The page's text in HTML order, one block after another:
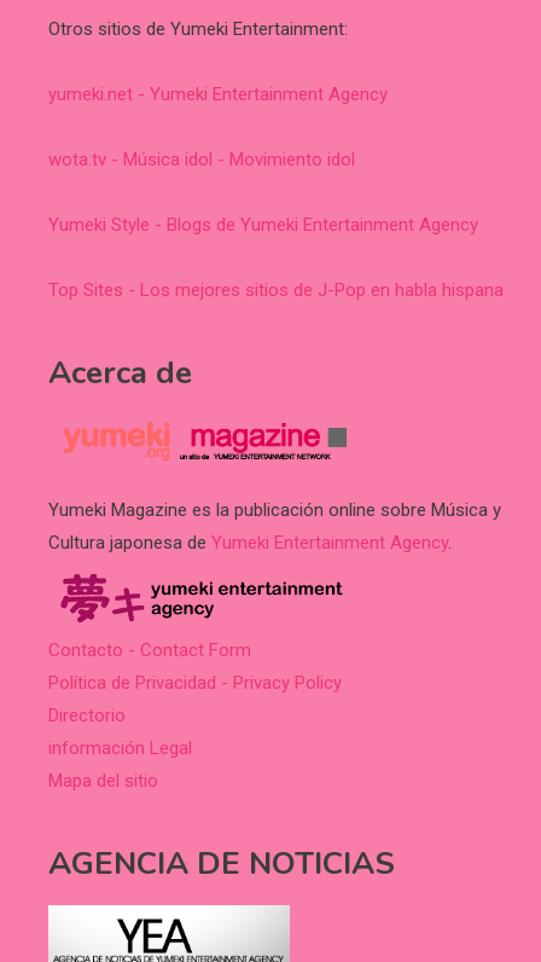
Otros sitios de Yumeki Entertainment:
yumeki.net - Yumeki Entertainment Agency
wota.tv - Música idol - Movimiento idol
Yumeki Style - Blogs de Yumeki Entertainment Agency
Top Sites - Los mejores sitios de J-Pop en habla hispana
Acerca de
Yumeki Magazine es la publicación online sobre Música y
Cultura japonesa de Yumeki Entertainment Agency.
Contacto - Contact Form
Política de Privacidad - Privacy Policy
Directorio
información Legal
Mapa del sitio
AGENCIA DE NOTICIAS